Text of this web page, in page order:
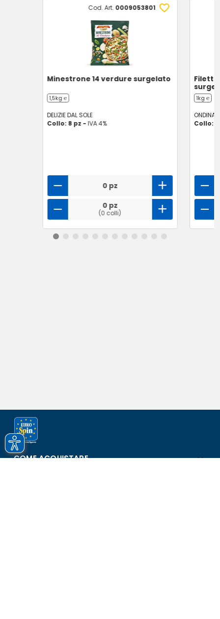
Cod. Art. 0009053801
Minestrone 14 verdure surgelato
1,5kg ℮
DELIZIE DAL SOLE
Collo: 8 pz - IVA 4%
0 pz
0 pz
(0 colli)
Filetti
1kg ℮
ONDINA
Collo:
COME ACQUISTARE